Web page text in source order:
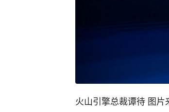
火山引擎总裁谭待 图片